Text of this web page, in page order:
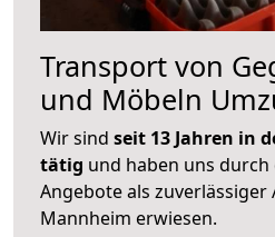
Transport von
und Möbeln
Wir sind seit 13 Jahren in
tätig und haben uns
Angebote als zuverlässiger
Mannheim erwiesen.